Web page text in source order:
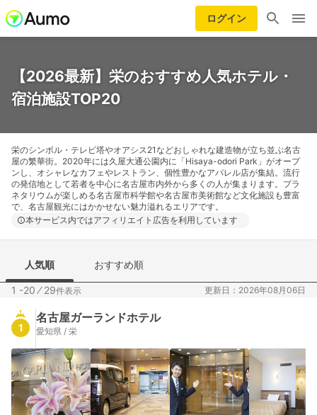
ログイン
【2026最新】栄のおすすめ人気ホテル・
宿泊施設TOP20
栄のシンボル・テレビ塔やオアシス21などおしゃれな建造物が立ち並ぶ名古
屋の繁華街。2020年には久屋大通公園内に「Hisaya-odori Park」がオープ
ンし、オシャレなカフェやレストラン、個性豊かなアパレル店が集結。流行
の発信地として若者を中心に名古屋市内外から多くの人が集まります。プラ
ネタリウムが楽しめる名古屋市科学館や名古屋市美術館など文化施設も豊富
で、名古屋観光にはかかせない魅力溢れるエリアです。
本サービス内ではアフィリエイト広告を利用しています
人気順 おすすめ順
1 -20 ⁄29件表示 更新日：2026年08月06日
1
名古屋ガーランドホテル
愛知県 / 栄